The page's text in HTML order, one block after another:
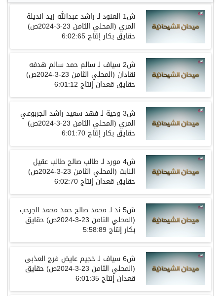
ش1 العنود لـ راشد عبدالله زيد انديلة
المري (المحلي الثامن 23-3-2024ص)
حقايق بكارإنتاج6:02:65
ش2سياف لـسالم حمد سالم هدفه
نقادان (المحلي الثامن 23-3-2024ص)
حقايق قعدان إنتاج6:01:12
ش3 وحية لـ فهد سعيد راشد الجربوعي
المري (المحلي الثامن 23-3-2024ص)
حقايق بكارإنتاج6:01:70
ش4 مورد لـ طالب صالح طالب عقيل
النابت (المحلي الثامن 23-3-2024ص)
حقايق قعدان إنتاج6:02:70
ش5 ند لـ محمد صالح حمد محمد الجرحب
(المحلي الثامن 23-3-2024ص) حقايق
بكارإنتاج5:58:89
ش6سياف لـخجيم عايض فرج العذبى
(المحلي الثامن 23-3-2024ص) حقايق
قعدان إنتاج6:01:35